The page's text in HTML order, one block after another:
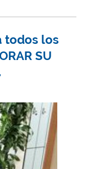
todos los
SU